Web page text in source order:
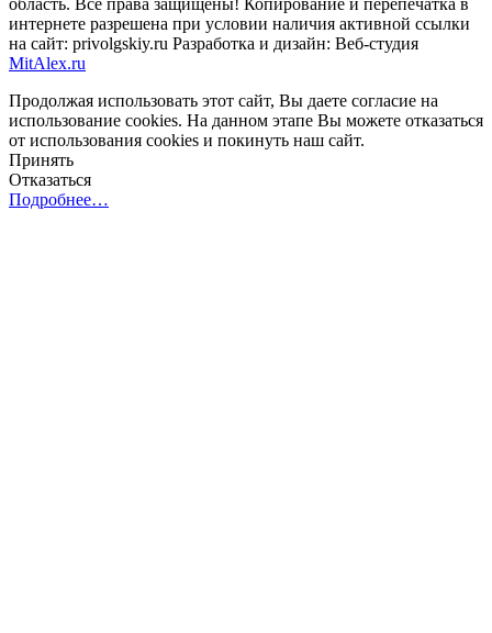
область. Все права защищены! Копирование и перепечатка в
интернете разрешена при условии наличия активной ссылки
на сайт: privolgskiy.ru Разработка и дизайн: Веб-студия
MitAlex.ru
Продолжая использовать этот сайт, Вы даете согласие на
использование cookies. На данном этапе Вы можете отказаться
от использования cookies и покинуть наш сайт.
Принять
Отказаться
Подробнее…